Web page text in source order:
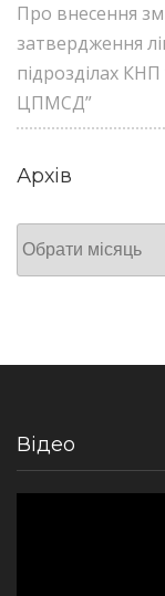
Про внесення
затвердження
підрозділах
ЦПМСД”
Архів
Архів
Відео